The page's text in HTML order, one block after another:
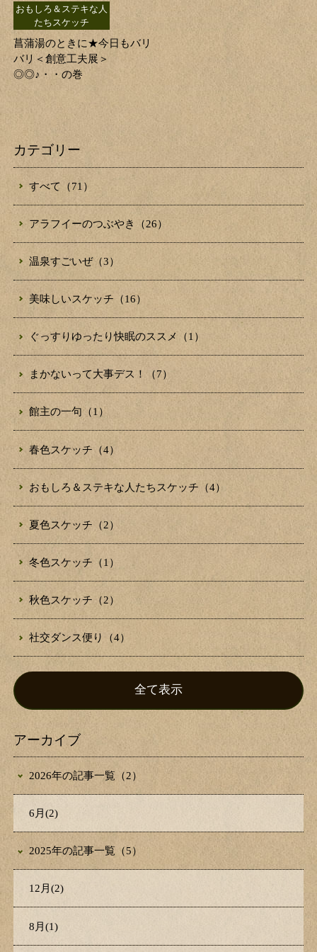
おもしろ＆ステキな人
たちスケッチ
菖蒲湯のときに★今日もバリ
バリ＜創意工夫展＞
◎◎♪・・の巻
カテゴリー
すべて（71）
アラフイーのつぶやき（26）
温泉すごいぜ（3）
美味しいスケッチ（16）
ぐっすりゆったり快眠のススメ（1）
まかないって大事デス！（7）
館主の一句（1）
春色スケッチ（4）
おもしろ＆ステキな人たちスケッチ（4）
夏色スケッチ（2）
冬色スケッチ（1）
秋色スケッチ（2）
社交ダンス便り（4）
全て表示
アーカイブ
2026年の記事一覧（2）
6月(2)
2025年の記事一覧（5）
12月(2)
8月(1)